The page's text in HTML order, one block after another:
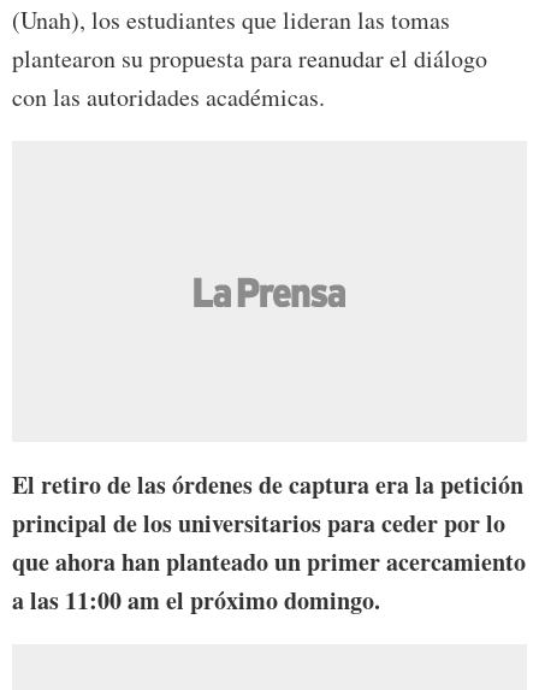
(Unah), los estudiantes que lideran las tomas
plantearon su propuesta para reanudar el diálogo
con las autoridades académicas.
El retiro de las órdenes de captura era la petición
principal de los universitarios para ceder por lo
que ahora han planteado un primer acercamiento
a las 11:00 am el próximo domingo.